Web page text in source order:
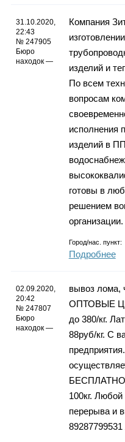
31.10.2020,
22:43
№ 247905
Бюро
находок —
Компания
изделий и
По всем
вопросам
исполнения
изделий в
готовы в
решением
Город/нас. пункт:
Подробнее
02.09.2020,
20:42
№ 247807
Бюро
находок —
вывoз лома,
OПТОBЫЕ
дo 380/кг.
88руб/кг. С
100кг.
переpывa и